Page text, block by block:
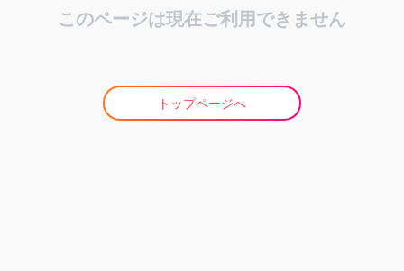
このページは現在ご利用できません